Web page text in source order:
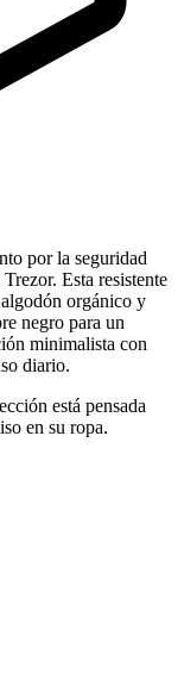
por la seguridad
Esta resistente
orgánico y
negro para un
minimalista con
diario.
está pensada
en su ropa.